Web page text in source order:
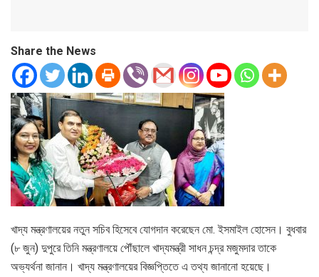
Share the News
খাদ্য মন্ত্রণালয়ের নতুন সচিব হিসেবে যোগদান করেছেন মো. ইসমাইল হোসেন। বুধবার
(৮ জুন) দুপুরে তিনি মন্ত্রণালয়ে পৌঁছালে খাদ্যমন্ত্রী সাধন চন্দ্র মজুমদার তাকে
অভ্যর্থনা জানান। খাদ্য মন্ত্রণালয়ের বিজ্ঞপ্তিতে এ তথ্য জানানো হয়েছে।